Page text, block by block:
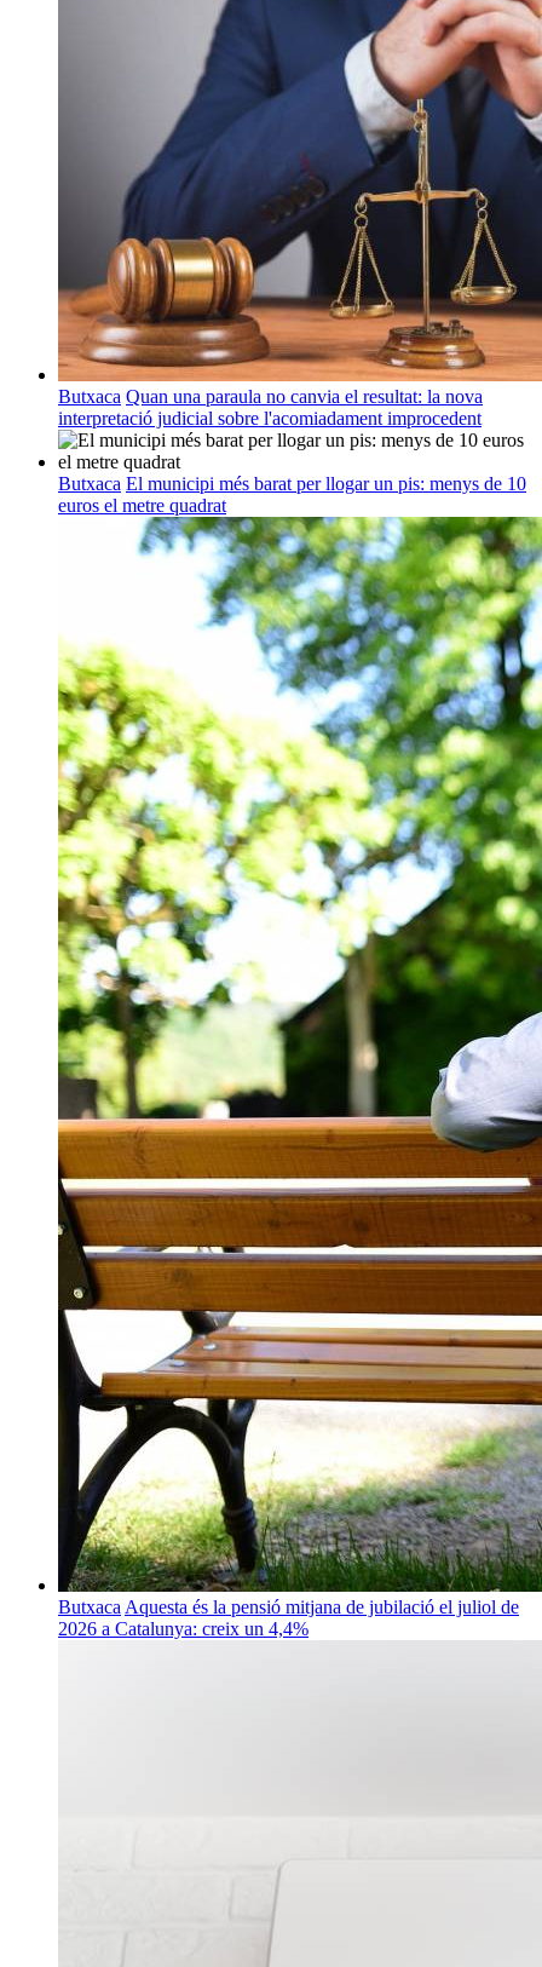
Butxaca Quan una paraula no canvia el resultat: la nova
interpretació judicial sobre l'acomiadament improcedent
Butxaca El municipi més barat per llogar un pis: menys de 10
euros el metre quadrat
Butxaca Aquesta és la pensió mitjana de jubilació el juliol de
2026 a Catalunya: creix un 4,4%